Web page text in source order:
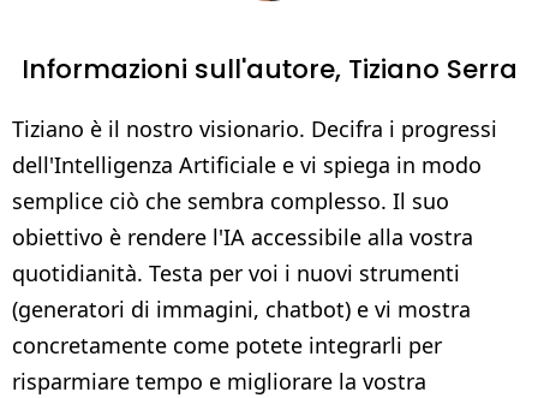
Informazioni sull'autore, Tiziano Serra
Tiziano è il nostro visionario. Decifra i progressi
dell'Intelligenza Artificiale e vi spiega in modo
semplice ciò che sembra complesso. Il suo
obiettivo è rendere l'IA accessibile alla vostra
quotidianità. Testa per voi i nuovi strumenti
(generatori di immagini, chatbot) e vi mostra
concretamente come potete integrarli per
risparmiare tempo e migliorare la vostra